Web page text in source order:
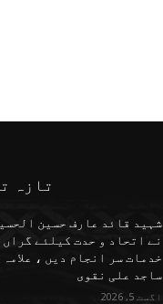
تازہ
شہید قائد عارف حسین
نے اتحاد و حدت کیلئے گراں
خدمات سر انجام دیں ، علامہ
ساجد علی نقوی
اگست 5, 2026